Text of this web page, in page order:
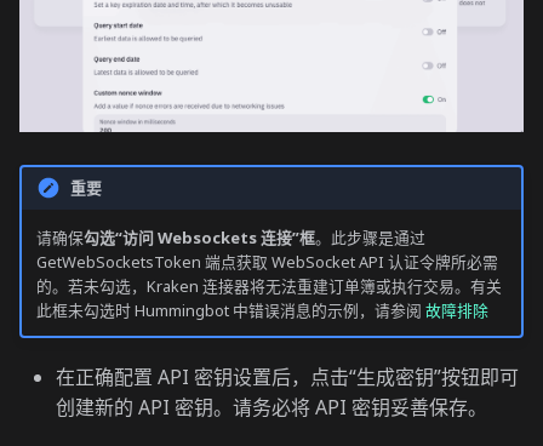
重要
请确保勾选“访问 Websockets 连接”框。此步骤是通过
GetWebSocketsToken 端点获取 WebSocket API 认证令牌所必需
的。若未勾选，Kraken 连接器将无法重建订单簿或执行交易。有关
此框未勾选时 Hummingbot 中错误消息的示例，请参阅 故障排除
在正确配置 API 密钥设置后，点击“生成密钥”按钮即可
创建新的 API 密钥。请务必将 API 密钥妥善保存。